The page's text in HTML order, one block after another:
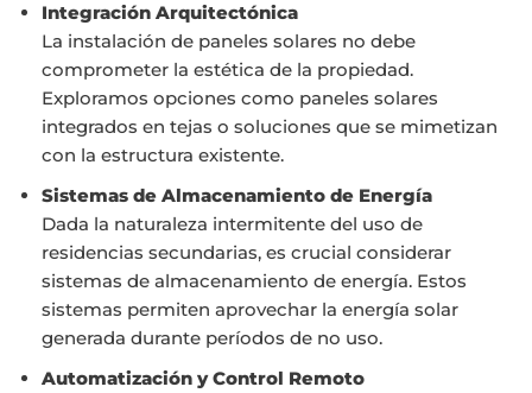
Integración Arquitectónica
La instalación de paneles solares no debe
comprometer la estética de la propiedad.
Exploramos opciones como paneles solares
integrados en tejas o soluciones que se mimetizan
con la estructura existente.
Sistemas de Almacenamiento de Energía
Dada la naturaleza intermitente del uso de
residencias secundarias, es crucial considerar
sistemas de almacenamiento de energía. Estos
sistemas permiten aprovechar la energía solar
generada durante períodos de no uso.
Automatización y Control Remoto